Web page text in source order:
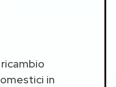
in